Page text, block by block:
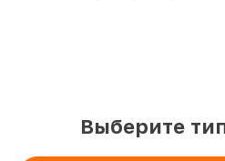
Выберите